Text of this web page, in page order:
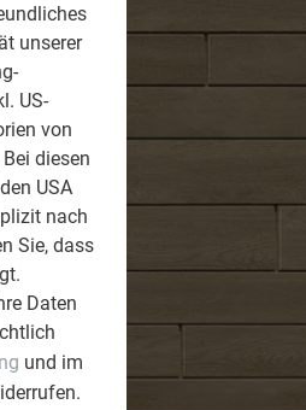
unserer
US-
von
diesen
USA
nach
Sie, dass
Daten
und im